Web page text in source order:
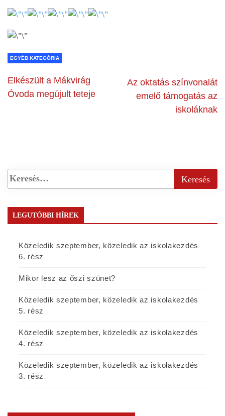
EGYÉB KATEGÓRIA
Elkészült a Mákvirág
Óvoda megújult teteje
Az oktatás színvonalát
emelő támogatás az
iskoláknak
LEGUTÓBBI HÍREK
Közeledik szeptember, közeledik az iskolakezdés
6. rész
Mikor lesz az őszi szünet?
Közeledik szeptember, közeledik az iskolakezdés
5. rész
Közeledik szeptember, közeledik az iskolakezdés
4. rész
Közeledik szeptember, közeledik az iskolakezdés
3. rész